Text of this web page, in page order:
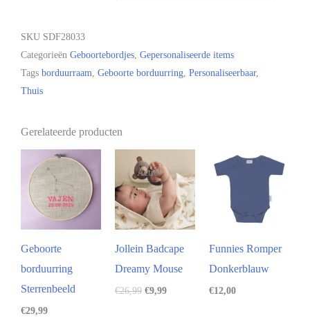
SKU SDF28033
Categorieën Geboortebordjes, Gepersonaliseerde items
Tags borduurraam, Geboorte borduurring, Personaliseerbaar,
Thuis
Gerelateerde producten
Geboorte
borduurring
Sterrenbeeld
€29,99
Actie!
Actie!
Jollein Badcape
Dreamy Mouse
€26,99 €9,99
Funnies Romper
Donkerblauw
€12,00